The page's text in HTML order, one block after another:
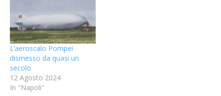
L’aeroscalo Pompei
dismesso da quasi un
secolo
12 Agosto 2024
In "Napoli"